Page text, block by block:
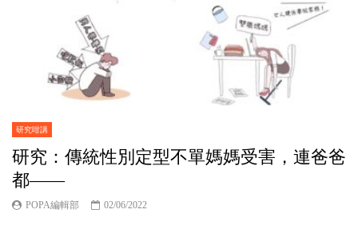
研究咁講
研究：傳統性別定型不單媽媽受害，連爸爸
都——
POPA編輯部 02/06/2022